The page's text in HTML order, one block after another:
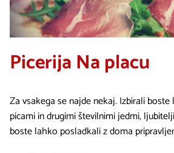
Picerija Na placu
Za vsakega se najde nekaj. Izbirali
picami in drugimi številnimi jedmi,
boste lahko posladkali z doma